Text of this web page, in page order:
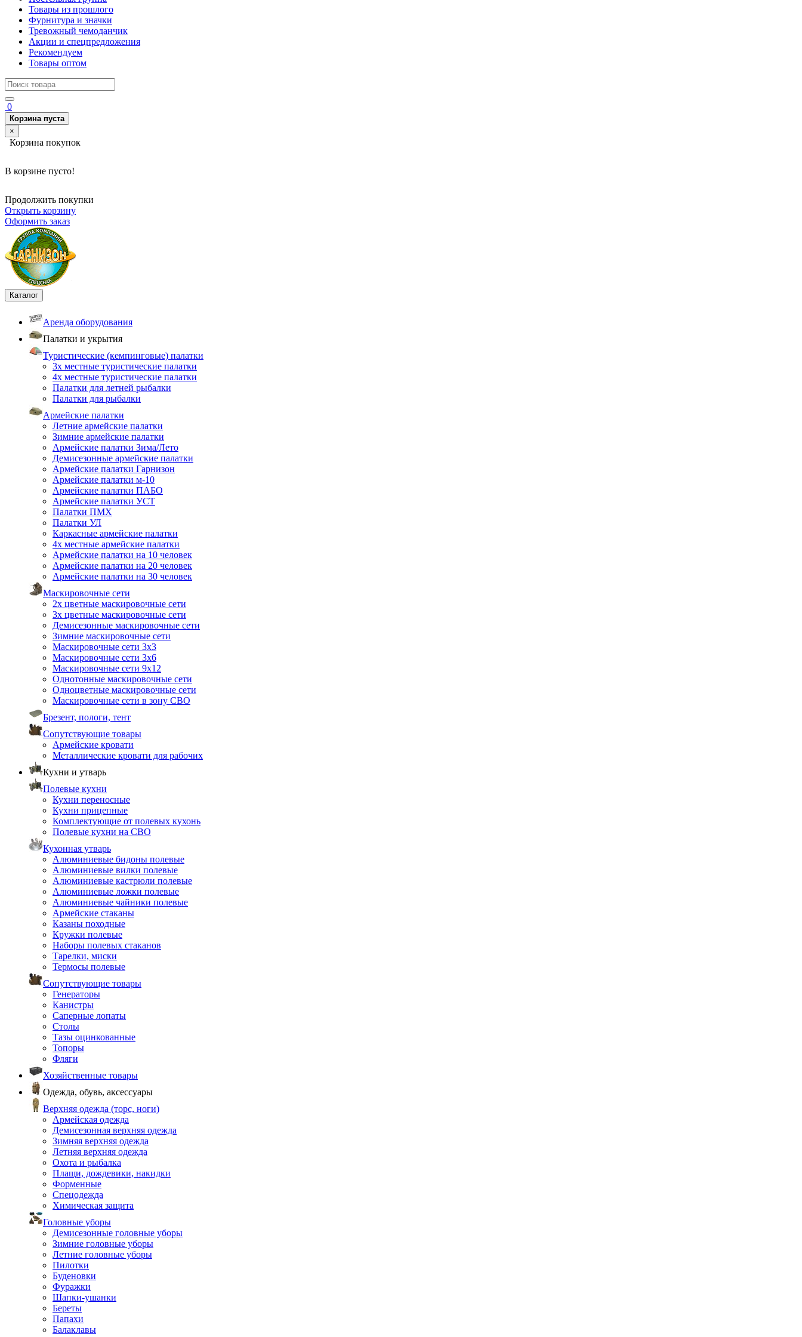
Товары из прошлого
Фурнитура и значки
Тревожный чемоданчик
Акции и спецпредложения
Рекомендуем
Товары оптом
0
Корзина пуста
×
Корзина покупок
В корзине пусто!
Продолжить покупки
Открыть корзину
Оформить заказ
Каталог
Аренда оборудования
Палатки и укрытия
Туристические (кемпинговые) палатки
3х местные туристические палатки
4х местные туристические палатки
Палатки для летней рыбалки
Палатки для рыбалки
Армейские палатки
Летние армейские палатки
Зимние армейские палатки
Армейские палатки Зима/Лето
Демисезонные армейские палатки
Армейские палатки Гарнизон
Армейские палатки м-10
Армейские палатки ПАБО
Армейские палатки УСТ
Палатки ПМХ
Палатки УЛ
Каркасные армейские палатки
4х местные армейские палатки
Армейские палатки на 10 человек
Армейские палатки на 20 человек
Армейские палатки на 30 человек
Маскировочные сети
2х цветные маскировочные сети
3х цветные маскировочные сети
Демисезонные маскировочные сети
Зимние маскировочные сети
Маскировочные сети 3х3
Маскировочные сети 3х6
Маскировочные сети 9х12
Однотонные маскировочные сети
Одноцветные маскировочные сети
Маскировочные сети в зону СВО
Брезент, пологи, тент
Сопутствующие товары
Армейские кровати
Металлические кровати для рабочих
Кухни и утварь
Полевые кухни
Кухни переносные
Кухни прицепные
Комплектующие от полевых кухонь
Полевые кухни на СВО
Кухонная утварь
Алюминиевые бидоны полевые
Алюминиевые вилки полевые
Алюминиевые кастрюли полевые
Алюминиевые ложки полевые
Алюминиевые чайники полевые
Армейские стаканы
Казаны походные
Кружки полевые
Наборы полевых стаканов
Тарелки, миски
Термосы полевые
Сопутствующие товары
Генераторы
Канистры
Саперные лопаты
Столы
Тазы оцинкованные
Топоры
Фляги
Хозяйственные товары
Одежда, обувь, аксессуары
Верхняя одежда (торс, ноги)
Армейская одежда
Демисезонная верхняя одежда
Зимняя верхняя одежда
Летняя верхняя одежда
Охота и рыбалка
Плащи, дождевики, накидки
Форменные
Спецодежда
Химическая защита
Головные уборы
Демисезонные головные уборы
Зимние головные уборы
Летние головные уборы
Пилотки
Буденовки
Фуражки
Шапки-ушанки
Береты
Папахи
Балаклавы